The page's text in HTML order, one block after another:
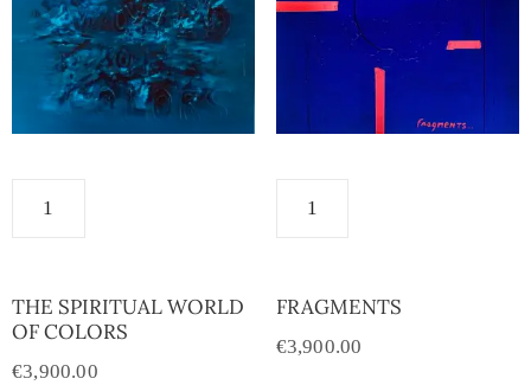
THE SPIRITUAL WORLD
OF COLORS
€3,900.00
FRAGMENTS
€3,900.00